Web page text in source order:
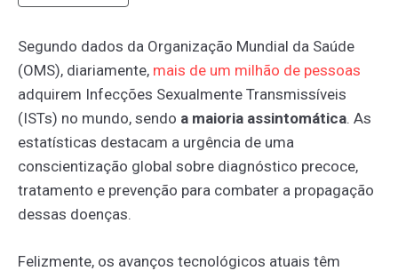
Segundo dados da Organização Mundial da Saúde
(OMS), diariamente, mais de um milhão de pessoas
adquirem Infecções Sexualmente Transmissíveis
(ISTs) no mundo, sendo a maioria assintomática. As
estatísticas destacam a urgência de uma
conscientização global sobre diagnóstico precoce,
tratamento e prevenção para combater a propagação
dessas doenças.
Felizmente, os avanços tecnológicos atuais têm